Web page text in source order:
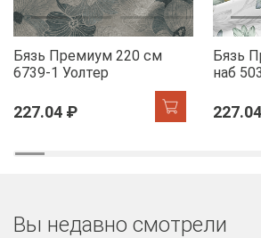
Бязь Премиум 220 см
6739-1 Уолтер
227.04 ₽
Бязь
наб
Вы недавно смотрели